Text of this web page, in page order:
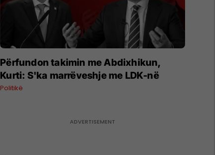
Përfundon takimin me Abdixhikun,
Kurti: S'ka marrëveshje me LDK-në
Politikë